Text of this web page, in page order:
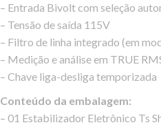
– Entrada Bivolt com seleção
– Tensão de saída 115V
– Filtro de linha integrado (em
– Medição e análise em TRUE
– Chave liga-desliga temporizada
Conteúdo da embalagem:
– 01 Estabilizador Eletrônico Ts